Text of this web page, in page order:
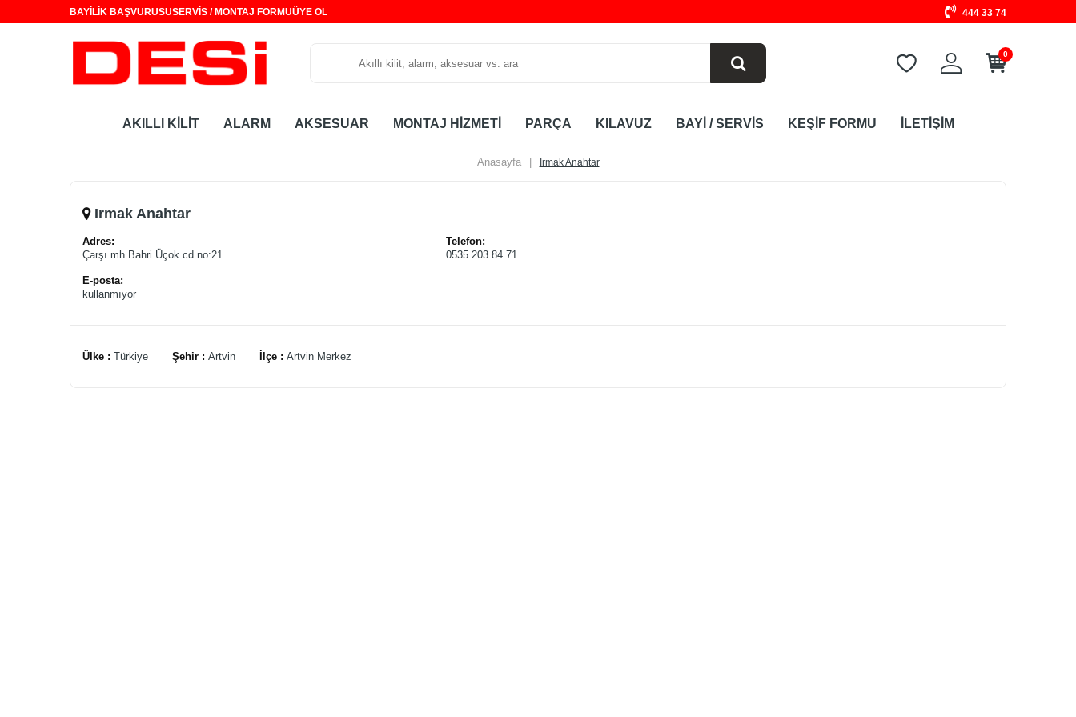
BAYİLİK BAŞVURUSUSERVİS / MONTAJ FORMUÜYE OL 444 33 74
0
AKILLI KİLİT ALARM AKSESUAR MONTAJ HİZMETİ PARÇA KILAVUZ BAYİ / SERVİS KEŞİF FORMU İLETİŞİM
Anasayfa Irmak Anahtar
Irmak Anahtar
Adres:
Çarşı mh Bahri Üçok cd no:21
Telefon:
0535 203 84 71
E-posta:
kullanmıyor
Ülke : Türkiye Şehir : Artvin İlçe : Artvin Merkez